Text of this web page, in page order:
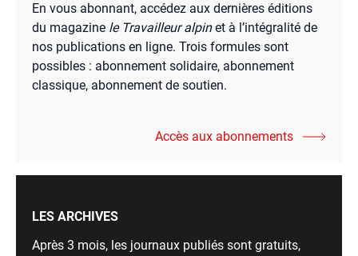
En vous abonnant, accédez aux dernières éditions
du magazine le Travailleur alpinet à l’intégralité de
nos publications en ligne. Trois formules sont
possibles : abonnement solidaire, abonnement
classique, abonnement de soutien.
Accès aux abonnements
LES ARCHIVES
Après 3 mois, les journaux publiés sont gratuits,